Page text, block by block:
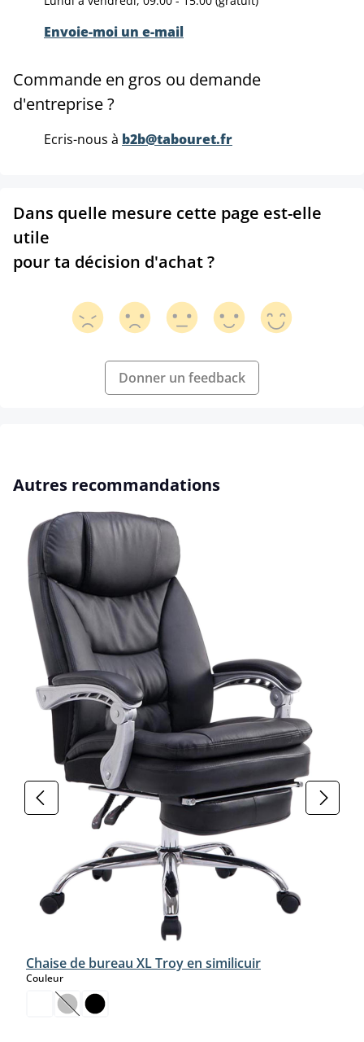
Envoie-moi un e-mail
Commande en gros ou demande
d'entreprise ?
Ecris-nous à b2b@tabouret.fr
Dans quelle mesure cette page est-elle
utile
pour ta décision d'achat ?
Donner un feedback
Ignorer la galerie de produits
Autres recommandations
Chaise de bureau XL Troy en similicuir
Couleurselect
(Cette option n'est pas disponible pour le moment.)